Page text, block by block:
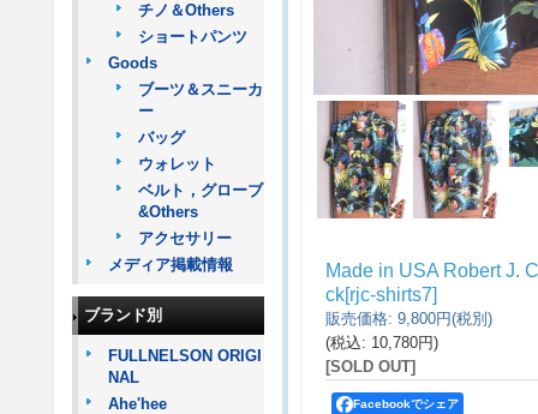
チノ＆Others
ショートパンツ
Goods
ブーツ＆スニーカ
ー
バッグ
ウォレット
ベルト，グローブ
&Others
アクセサリー
メディア掲載情報
ブランド別
FULLNELSON ORIGI
NAL
Ahe'hee
Made in USA Robert J.
ck[rjc-shirts7]
販売価格: 9,800円(税別)
(税込: 10,780円)
[SOLD OUT]
Facebookでシェア